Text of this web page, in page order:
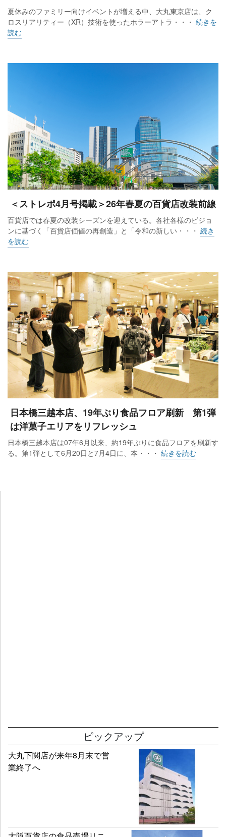
夏休みのファミリー向けイベントが増える中、大丸東京店は、ク
ロスリアリティー（XR）技術を使ったホラーアトラ・・・ 続きを
読む
＜ストレポ4月号掲載＞26年春夏の百貨店改装前線
百貨店では春夏の改装シーズンを迎えている。各社各様のビジョ
ンに基づく「百貨店価値の再創造」と「令和の新しい・・・ 続き
を読む
日本橋三越本店、19年ぶり食品フロア刷新 第1弾
は洋菓子エリアをリフレッシュ
日本橋三越本店は07年6月以来、約19年ぶりに食品フロアを刷新す
る。第1弾として6月20日と7月4日に、本・・・ 続きを読む
ピックアップ
大丸下関店が来年8月末で営
業終了へ